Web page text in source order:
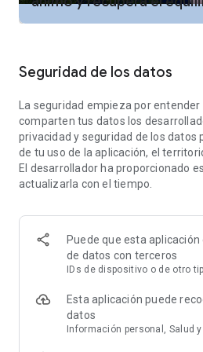
respiración.
• Personaliza tu experiencia con la
• Refuerza tu sistema
con la terapia de agua fría.
• Convierte el frío en tu mejor
guiadas, baños de hielo y ejercicios
• Mejora tu tolerancia al frío con el
Días y experimenta un sueño más
EL PODER DE LA MENTE
• Mejora tu enfoque, resiliencia y
fortaleza mental.
• Crea hábitos que apoyen tu
• Aumenta tu fuerza y flexibilidad
corporal y equipos.
Seguridad de los datos
La seguridad empieza por
comparten tus datos los
privacidad y seguridad de los datos
de tu uso de la aplicación, el
El desarrollador ha proporcionado
actualizarla con el tiempo.
Puede que esta
de datos con terceros
IDs de dispositivo o de otro
Esta aplicación puede
datos
Información personal, Salud